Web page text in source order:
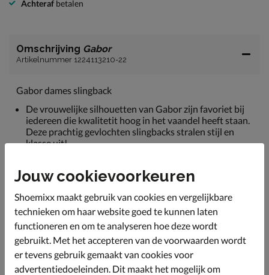
Achteraf betalen
Omschrijving Gabor
Artikelnummer 1224113210-22
Gabor dames slingback
De vrouwelijke silhouetten van Gabor zijn favoriet bij
iedereen die kwalitetit hoog in het vaandel heeft staan.
Deze prachtig gevlochten slingbacks stralen stijl en
klasse uit!
gevlochten. Het soepele materiaal vormt zich mooi om
de voet en biedt zo de ideale pasvorm
De hielband is verstelbaar met de gesp.
Voorzien van een leren voetbed die een uitstekende
vocht- en warmteregulatie biedt. De dempende laag
zorgt daarnaast voor meer comfort.
Afgewerkt met een dunne rubberen loopzool.
Jouw cookievoorkeuren
Shoemixx maakt gebruik van cookies en vergelijkbare
technieken om haar website goed te kunnen laten
functioneren en om te analyseren hoe deze wordt
gebruikt. Met het accepteren van de voorwaarden wordt
er tevens gebruik gemaakt van cookies voor
advertentiedoeleinden. Dit maakt het mogelijk om